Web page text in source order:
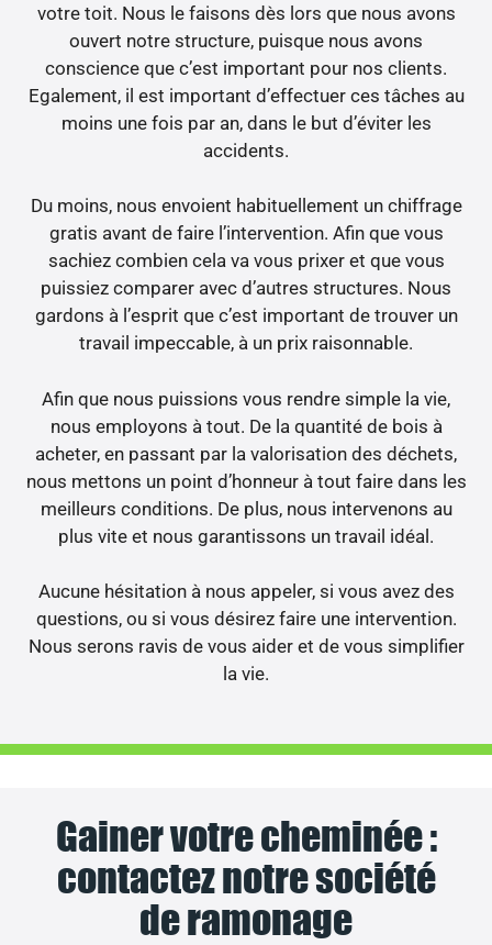
votre toit. Nous le faisons dès lors que nous avons
ouvert notre structure, puisque nous avons
conscience que c’est important pour nos clients.
Egalement, il est important d’effectuer ces tâches au
moins une fois par an, dans le but d’éviter les
accidents.
Du moins, nous envoient habituellement un chiffrage
gratis avant de faire l’intervention. Afin que vous
sachiez combien cela va vous prixer et que vous
puissiez comparer avec d’autres structures. Nous
gardons à l’esprit que c’est important de trouver un
travail impeccable, à un prix raisonnable.
Afin que nous puissions vous rendre simple la vie,
nous employons à tout. De la quantité de bois à
acheter, en passant par la valorisation des déchets,
nous mettons un point d’honneur à tout faire dans les
meilleurs conditions. De plus, nous intervenons au
plus vite et nous garantissons un travail idéal.
Aucune hésitation à nous appeler, si vous avez des
questions, ou si vous désirez faire une intervention.
Nous serons ravis de vous aider et de vous simplifier
la vie.
Gainer votre cheminée :
contactez notre société
de ramonage